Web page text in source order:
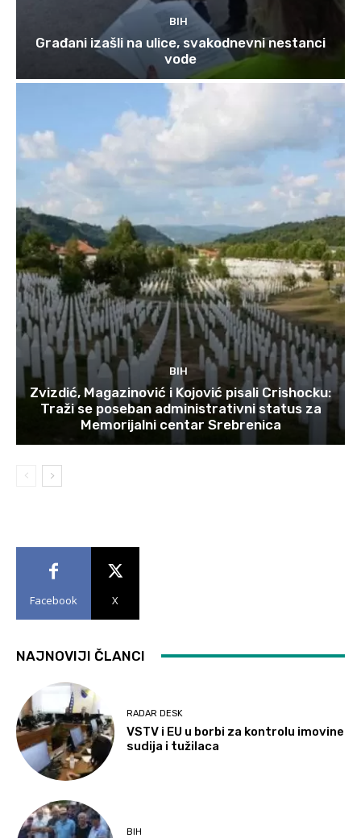
BIH
Građani izašli na ulice, svakodnevni nestanci
vode
BIH
Zvizdić, Magazinović i Kojović pisali Crishocku:
Traži se poseban administrativni status za
Memorijalni centar Srebrenica
Facebook X
NAJNOVIJI ČLANCI
RADAR DESK
VSTV i EU u borbi za kontrolu imovine
sudija i tužilaca
BIH